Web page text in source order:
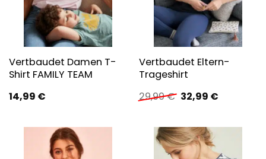
Vertbaudet Damen T-
Shirt FAMILY TEAM
14,99 €
Vertbaudet Eltern-
Trageshirt
29,99€ Ursprünglicher
Preis
29,99 €
32,99 €Aktueller
32,99 €.